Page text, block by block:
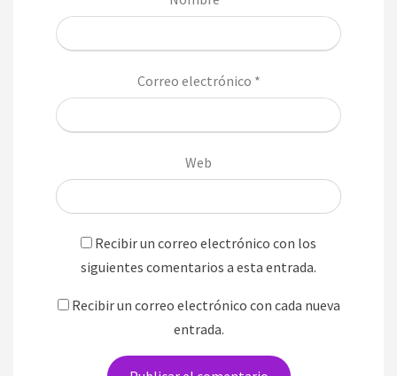
Correo electrónico *
Web
Recibir un correo electrónico con los
siguientes comentarios a esta entrada.
Recibir un correo electrónico con cada nueva
entrada.